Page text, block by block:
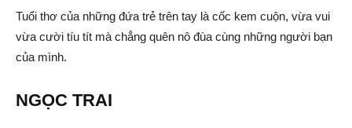
Tuổi thơ của những đứa trẻ trên tay là cốc kem cuộn, vừa vui
vừa cười tíu tít mà chẳng quên nô đùa cùng những người bạn
của mình.
NGỌC TRAI